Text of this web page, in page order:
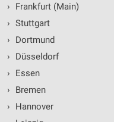
›
Frankfurt (Main)
› Stuttgart
›
Dortmund
›
Düsseldorf
›
Essen
›
Bremen
›
Hannover